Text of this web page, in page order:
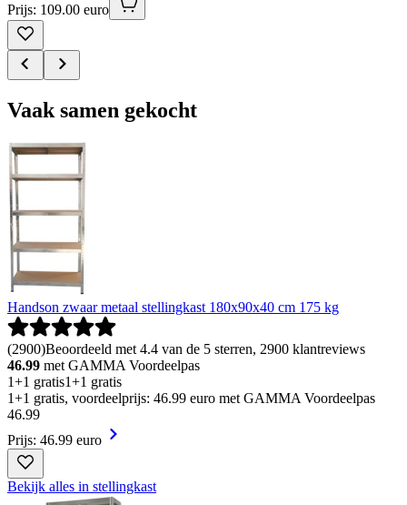
Prijs: 109.00 euro
Vaak samen gekocht
Handson zwaar metaal stellingkast 180x90x40 cm 175 kg
(2900)Beoordeeld met 4.4 van de 5 sterren, 2900 klantreviews
46.99 met GAMMA Voordeelpas
1+1 gratis1+1 gratis
1+1 gratis, voordeelprijs: 46.99 euro met GAMMA Voordeelpas
46.99
Prijs: 46.99 euro
Bekijk alles in stellingkast